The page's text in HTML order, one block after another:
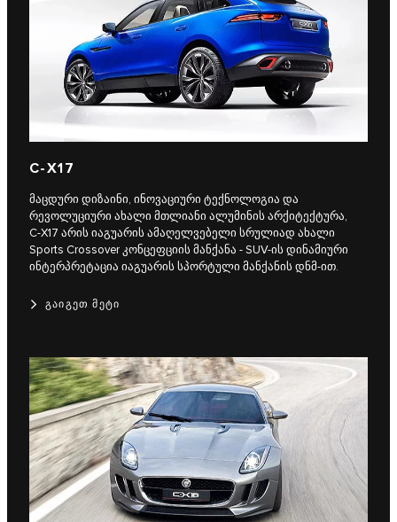
C‑X17
მაცდური დიზაინი, ინოვაციური ტექნოლოგია და
რევოლუციური ახალი მთლიანი ალუმინის არქიტექტურა,
C‑X17 არის იაგუარის ამაღელვებელი სრულიად ახალი
Sports Crossover კონცეფციის მანქანა - SUV-ის დინამიური
ინტერპრეტაცია იაგუარის სპორტული მანქანის დნმ-ით.
ᲒᲐᲘᲒᲔᲗ ᲛᲔᲢᲘ